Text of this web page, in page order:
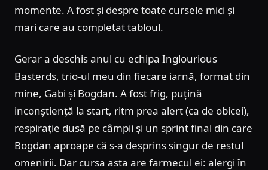
momente. A fost și despre toate cursele mici și
mari care au completat tabloul.
Gerar a deschis anul cu echipa Inglourious
Basterds, trio-ul meu din fiecare iarnă, format din
mine, Gabi și Bogdan. A fost frig, puțină
inconștiență la start, ritm prea alert (ca de obicei),
respirație dusă pe câmpii și un sprint final din care
Bogdan aproape că s-a desprins singur de restul
omenirii. Dar cursa asta are farmecul ei: alergi în